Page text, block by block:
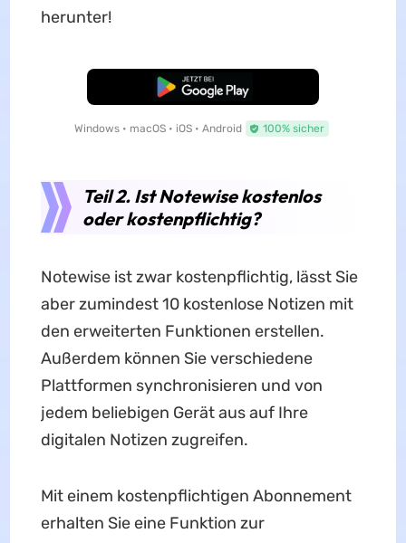
herunter!
Kostenloser Download
Windows • macOS • iOS • Android 100% sicher
Teil 2. Ist Notewise kostenlos
oder kostenpflichtig?
Notewise ist zwar kostenpflichtig, lässt Sie
aber zumindest 10 kostenlose Notizen mit
den erweiterten Funktionen erstellen.
Außerdem können Sie verschiedene
Plattformen synchronisieren und von
jedem beliebigen Gerät aus auf Ihre
digitalen Notizen zugreifen.
Mit einem kostenpflichtigen Abonnement
erhalten Sie eine Funktion zur